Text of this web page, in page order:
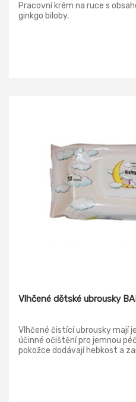
Pracovní krém na ruce s
ginkgo biloby.
Vlhčené dětské ubrousky
Vlhčené čistící ubrousky mají
účinné očištění pro jemnou
pokožce dodávají hebkost a